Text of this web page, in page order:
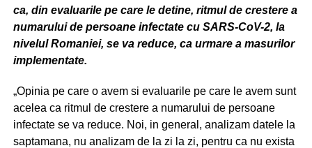
ca, din evaluarile pe care le detine, ritmul de crestere a
numarului de persoane infectate cu SARS-CoV-2, la
nivelul Romaniei, se va reduce, ca urmare a masurilor
implementate.
„Opinia pe care o avem si evaluarile pe care le avem sunt
acelea ca ritmul de crestere a numarului de persoane
infectate se va reduce. Noi, in general, analizam datele la
saptamana, nu analizam de la zi la zi, pentru ca nu exista